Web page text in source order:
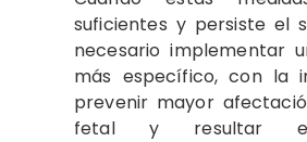
suficientes y persiste el
necesario implementar
más específico, con la
prevenir mayor
fetal y resultar